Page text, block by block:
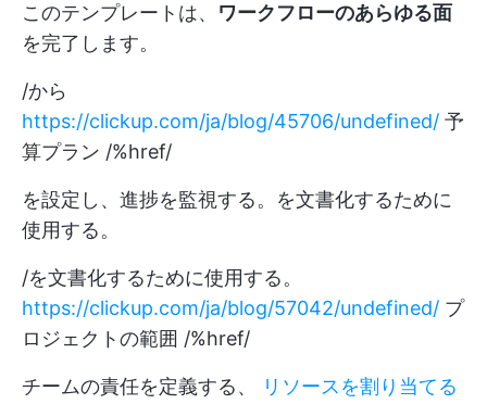
このテンプレートは、 ワークフローのあらゆる面
を完了します。
/から
https://clickup.com/ja/blog/45706/undefined/ 予
算プラン /%href/
を設定し、進捗を監視する。を文書化するために
使用する。
/を文書化するために使用する。
https://clickup.com/ja/blog/57042/undefined/ プ
ロジェクトの範囲 /%href/
チームの責任を定義する、
リソースを割り当てる